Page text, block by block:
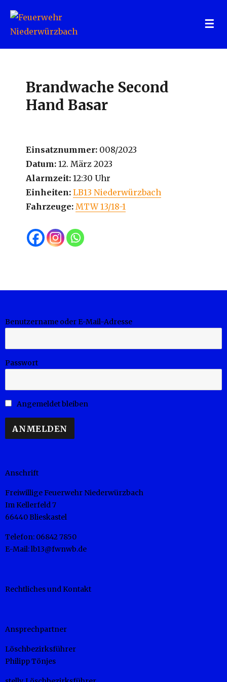
Feuerwehr Niederwürzbach
Brandwache Second
Hand Basar
Einsatznummer: 008/2023
Datum: 12. März 2023
Alarmzeit: 12:30 Uhr
Einheiten: LB13 Niederwürzbach
Fahrzeuge: MTW 13/18-1
Benutzername oder E-Mail-Adresse
Passwort
Angemeldet bleiben
Anschrift
Freiwillige Feuerwehr Niederwürzbach
Im Kellerfeld 7
66440 Blieskastel
Telefon: 06842 7850
E-Mail: lb13@fwnwb.de
Rechtliches und Kontakt
Ansprechpartner
Löschbezirksführer
Philipp Tönjes